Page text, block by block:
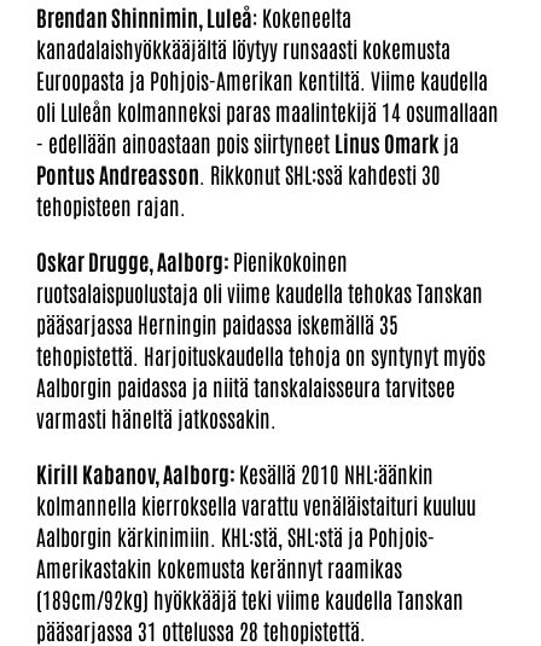
Brendan Shinnimin, Luleå: Kokeneelta
kanadalaishyökkääjältä löytyy runsaasti kokemusta
Euroopasta ja Pohjois-Amerikan kentiltä. Viime kaudella
oli Luleån kolmanneksi paras maalintekijä 14 osumallaan
- edellään ainoastaan pois siirtyneet Linus Omark ja
Pontus Andreasson . Rikkonut SHL:ssä kahdesti 30
tehopisteen rajan.
Oskar Drugge, Aalborg: Pienikokoinen
ruotsalaispuolustaja oli viime kaudella tehokas Tanskan
pääsarjassa Herningin paidassa iskemällä 35
tehopistettä. Harjoituskaudella tehoja on syntynyt myös
Aalborgin paidassa ja niitä tanskalaisseura tarvitsee
varmasti häneltä jatkossakin.
Kirill Kabanov, Aalborg: Kesällä 2010 NHL:äänkin
kolmannella kierroksella varattu venäläistaituri kuuluu
Aalborgin kärkinimiin. KHL:stä, SHL:stä ja Pohjois-
Amerikastakin kokemusta kerännyt raamikas
(189cm/92kg) hyökkääjä teki viime kaudella Tanskan
pääsarjassa 31 ottelussa 28 tehopistettä.